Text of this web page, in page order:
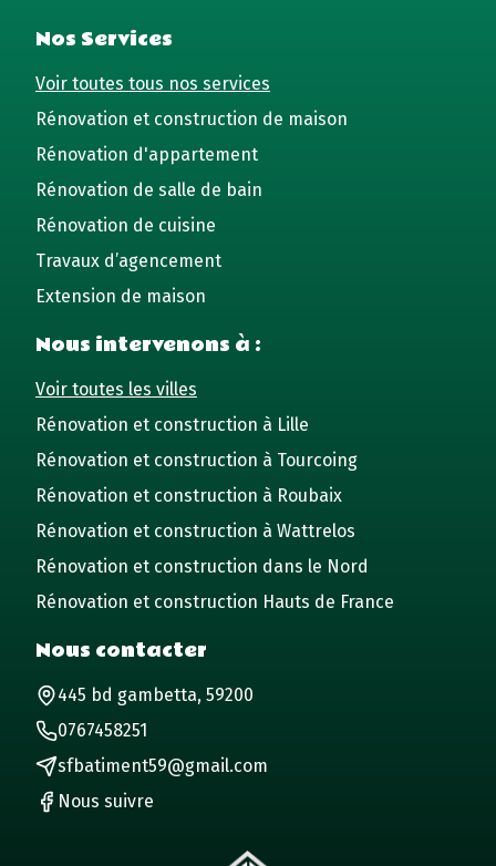
Nos Services
Voir toutes tous nos services
Rénovation et construction de maison
Rénovation d'appartement
Rénovation de salle de bain
Rénovation de cuisine
Travaux d’agencement
Extension de maison
Nous intervenons à :
Voir toutes les villes
Rénovation et construction à Lille
Rénovation et construction à Tourcoing
Rénovation et construction à Roubaix
Rénovation et construction à Wattrelos
Rénovation et construction dans le Nord
Rénovation et construction Hauts de France
Nous contacter
445 bd gambetta, 59200
0767458251
sfbatiment59@gmail.com
Nous suivre